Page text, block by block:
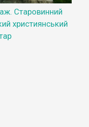
Старовинний
християнський